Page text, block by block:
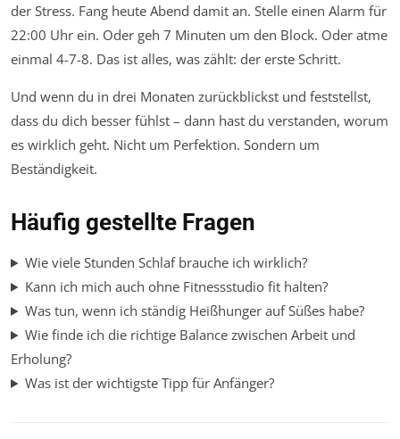
der Stress. Fang heute Abend damit an. Stelle einen Alarm für
22:00 Uhr ein. Oder geh 7 Minuten um den Block. Oder atme
einmal 4-7-8. Das ist alles, was zählt: der erste Schritt.
Und wenn du in drei Monaten zurückblickst und feststellst,
dass du dich besser fühlst – dann hast du verstanden, worum
es wirklich geht. Nicht um Perfektion. Sondern um
Beständigkeit.
Häufig gestellte Fragen
Wie viele Stunden Schlaf brauche ich wirklich?
Kann ich mich auch ohne Fitnessstudio fit halten?
Was tun, wenn ich ständig Heißhunger auf Süßes habe?
Wie finde ich die richtige Balance zwischen Arbeit und
Erholung?
Was ist der wichtigste Tipp für Anfänger?